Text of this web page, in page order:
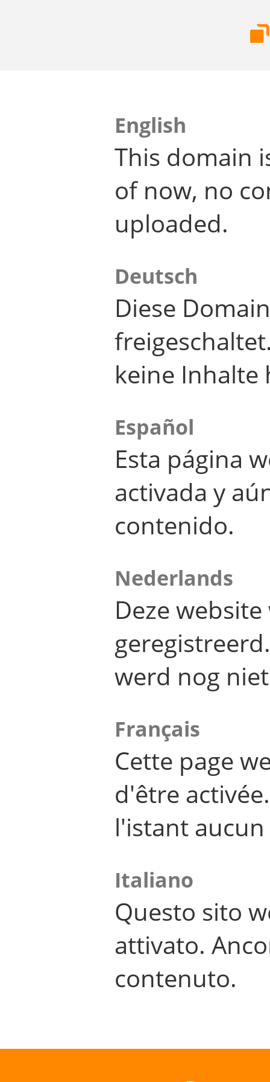
English
This domain
of now, no
uploaded.
Deutsch
Diese
keine Inhalte
Español
Esta página
activada y
contenido.
Nederlands
Deze
werd nog
Français
Cette page
d'être
l'istant
Italiano
Questo sito
attivato.
contenuto.